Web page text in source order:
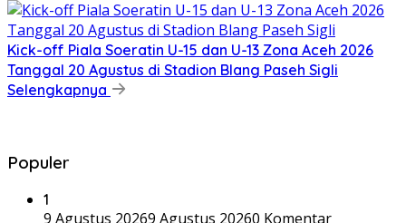
Kick-off Piala Soeratin U-15 dan U-13 Zona Aceh 2026
Tanggal 20 Agustus di Stadion Blang Paseh Sigli
Selengkapnya
Populer
1
9 Agustus 20269 Agustus 20260 Komentar